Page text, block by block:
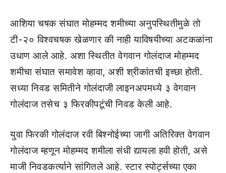
आशिया चषक संघात मोहम्मद शमीच्या अनुपस्थितीमुळे तो
टी-२० विश्वचषक खेळणार की नाही याविषयीच्या अटकळांना
उधाण आले आहे. अशा स्थितीत वेगवान गोलंदाज मोहम्मद
शमीचा संघात समावेश व्हावा, अशी श्रीकांतची इच्छा होती.
सध्या निवड समितीने गोलंदाजी लाइनअपमध्ये ३ वेगवान
गोलंदाज तसेच ३ फिरकीपटूंची निवड केली आहे.
युवा फिरकी गोलंदाज रवी बिश्नोईच्या जागी अतिरिक्त वेगवान
गोलंदाज म्हणून मोहम्मद शमीला संधी द्यायला हवी होती, असे
माजी निवडकर्त्याने सांगितले आहे. स्टार स्पोर्ट्सच्या एका